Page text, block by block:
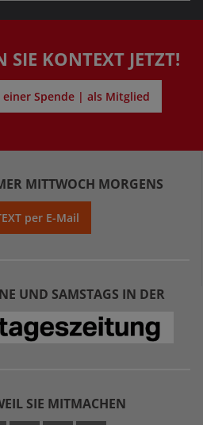
SIE KONTEXT JETZT!
Spende | als Mitglied
MITTWOCH MORGENS
per E-Mail
UND SAMSTAGS IN DER
SIE MITMACHEN